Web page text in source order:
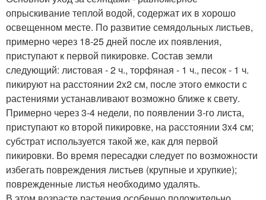
опрыскивание теплой водой, содержат их в хорошо
освещенном месте. По развитие семядольных листьев,
примерно через 18-25 дней после их появления,
приступают к первой пикировке. Состав земли
следующий: листовая - 2 ч., торфяная - 1 ч., песок - 1 ч.
пикируют на расстоянии 2x2 см, после этого емкости с
растениями устанавливают возможно ближе к свету.
Примерно через 3-4 недели, по появлении 3-го листа,
приступают ко второй пикировке, на расстоянии 3x4 см;
субстрат используется такой же, как для первой
пикировки. Во время пересадки следует по возможности
избегать повреждения листьев (крупные и хрупкие);
поврежденные листья необходимо удалять.